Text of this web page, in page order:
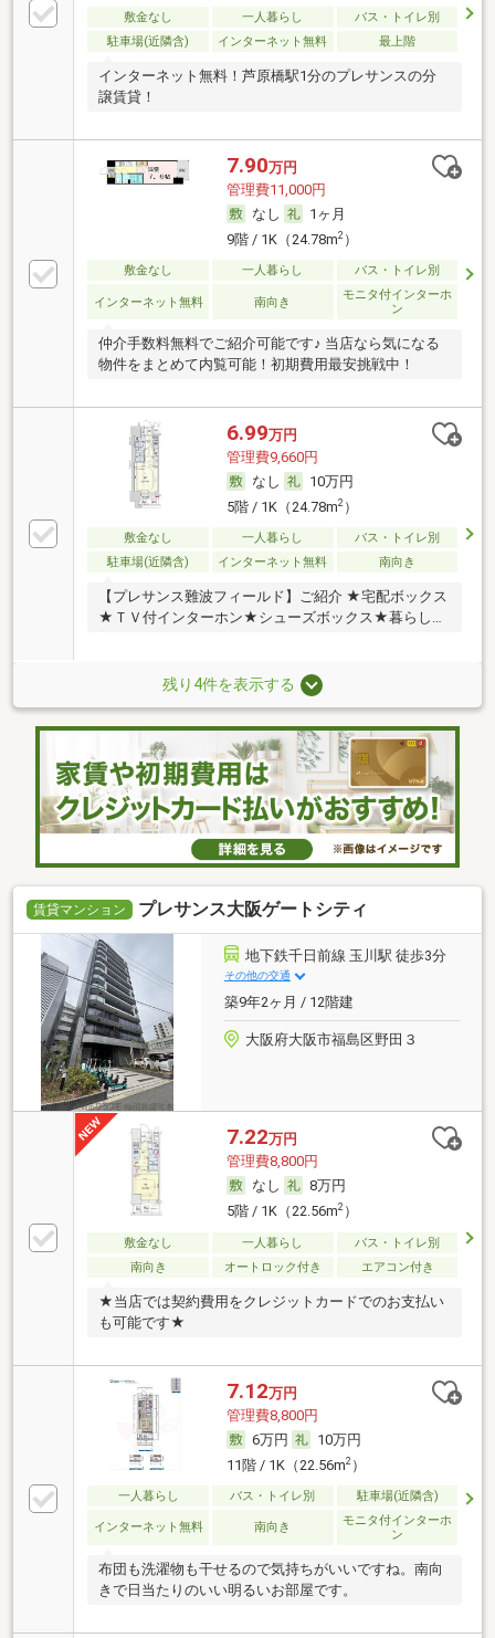
敷金なし 一人暮らし
バス・トイレ別
駐車場(近隣含)
インターネット無料 最上階
インターネット無料！芦原橋駅1分のプレサンスの分
譲賃貸！
7.90万円
管理費11,000円
なし
1ヶ月
9階 / 1K（24.78m2）
敷金なし 一人暮らし バス・トイレ別
インターネット無料 南向き
モニタ付インターホ
ン
仲介手数料無料でご紹介可能です♪ 当店なら気になる
物件をまとめて内覧可能！初期費用最安挑戦中！
6.99万円
管理費9,660円
なし
10万円
5階 / 1K（24.78m2）
敷金なし 一人暮らし
バス・トイレ別
駐車場(近隣含)
インターネット無料 南向き
【プレサンス難波フィールド】ご紹介 ★宅配ボックス
★ＴＶ付インターホン★シューズボックス★暮らしに
残り4件を表示する
賃貸マンション プレサンス大阪ゲートシティ
地下鉄千日前線 玉川駅 徒歩3分
その他の交通
築9年2ヶ月 / 12階建
大阪府大阪市福島区野田３
7.22万円
管理費8,800円
なし
8万円
5階 / 1K（22.56m2）
敷金なし 一人暮らし
バス・トイレ別
南向き
オートロック付き エアコン付き
★当店では契約費用をクレジットカードでのお支払い
も可能です★
7.12万円
管理費8,800円
6万円
10万円
11階 / 1K（22.56m2）
一人暮らし バス・トイレ別 駐車場(近隣含)
インターネット無料 南向き
モニタ付インターホ
ン
布団も洗濯物も干せるので気持ちがいいですね。南向
きで日当たりのいい明るいお部屋です。